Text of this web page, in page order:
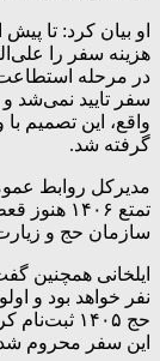
او بیان کرد: تا
هزینه سفر را
در مرحله
سفر تایید نمی‌شد
واقع، این تصمیم
گرفته شد.
مدیرکل روابط
تمتع
سازمان حج و
حج ۱۴۰۵
این سفر محروم